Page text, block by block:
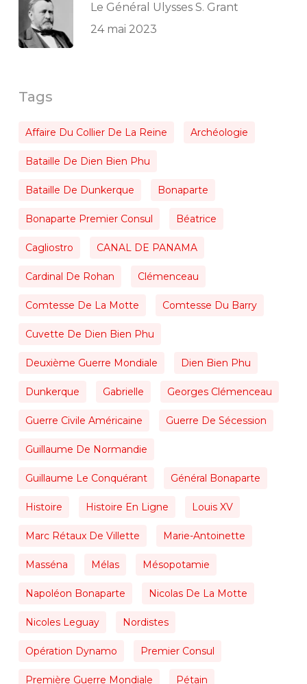
Le Général Ulysses S. Grant
24 mai 2023
Tags
Affaire Du Collier De La Reine Archéologie
Bataille De Dien Bien Phu
Bataille De Dunkerque Bonaparte
Bonaparte Premier Consul Béatrice
Cagliostro CANAL DE PANAMA
Cardinal De Rohan Clémenceau
Comtesse De La Motte Comtesse Du Barry
Cuvette De Dien Bien Phu
Deuxième Guerre Mondiale Dien Bien Phu
Dunkerque Gabrielle Georges Clémenceau
Guerre Civile Américaine Guerre De Sécession
Guillaume De Normandie
Guillaume Le Conquérant Général Bonaparte
Histoire Histoire En Ligne Louis XV
Marc Rétaux De Villette Marie-Antoinette
Masséna Mélas Mésopotamie
Napoléon Bonaparte Nicolas De La Motte
Nicoles Leguay Nordistes
Opération Dynamo Premier Consul
Première Guerre Mondiale Pétain